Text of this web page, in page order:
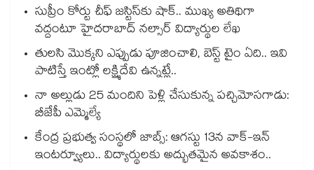
సుప్రీం కోర్టు చీఫ్ జస్టిస్⁭కు షాక్.. ముఖ్య అతిథిగా
వద్దంటూ హైదరాబాద్ నల్సార్ విద్యార్థుల లేఖ
తులసి మొక్కని ఎప్పుడు పూజించాలి, బెస్ట్ టైం ఏది.. ఇవి
పాటిస్తే ఇంట్లో లక్ష్మిదేవి ఉన్నట్లే..
నా అల్లుడు 25 మందిని పెళ్లి చేసుకున్న పచ్చిమోసగాడు:
బీజేపీ ఎమ్మెల్యే
కేంద్ర ప్రభుత్వ సంస్థలో జాబ్స్: ఆగస్టు 13న వాక్-ఇన్
ఇంటర్వ్యూలు.. విద్యార్థులకు అద్భుతమైన అవకాశం..